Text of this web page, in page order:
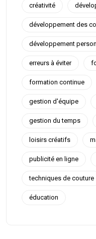
créativité
développement des
développement
erreurs à éviter
formation continue
gestion d'équipe
gestion du temps
loisirs créatifs
publicité en ligne
techniques de couture
éducation